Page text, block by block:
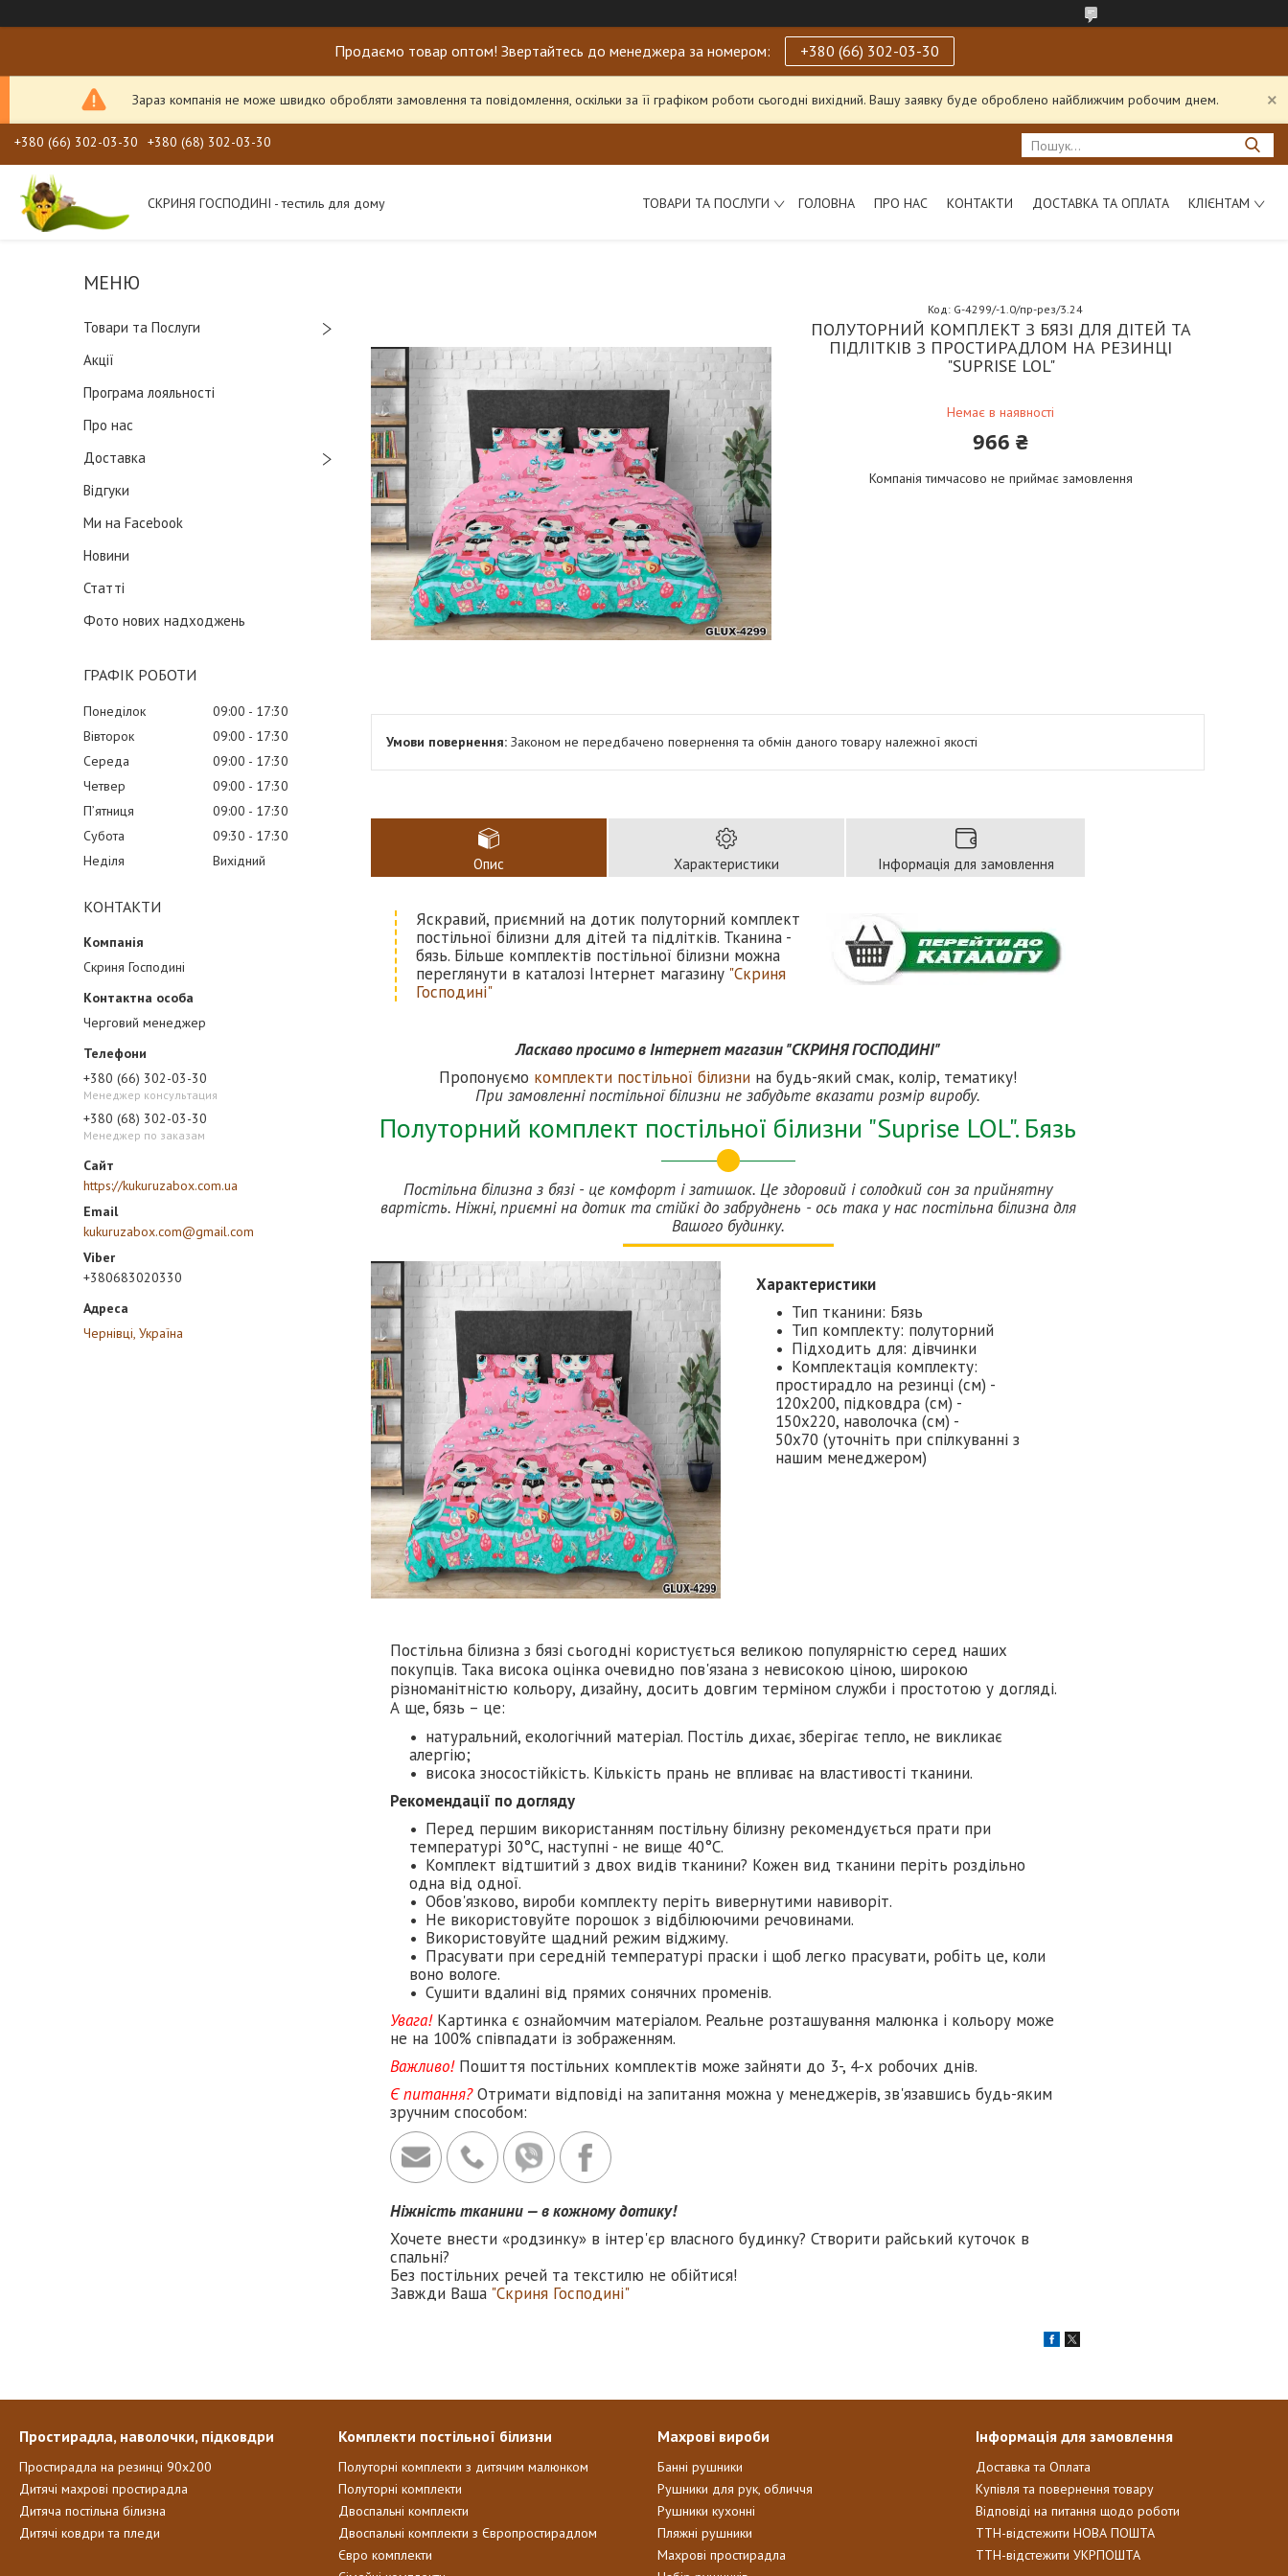
Продаємо товар оптом! Звертайтесь до менеджера за номером: +380 (66) 302-03-30
Зараз компанія не може швидко обробляти замовлення та повідомлення, оскільки за її графіком роботи сьогодні вихідний. Вашу заявку буде оброблено найближчим робочим днем.
+380 (66) 302-03-30 +380 (68) 302-03-30
СКРИНЯ ГОСПОДИНІ - тестиль для дому ТОВАРИ ТА ПОСЛУГИ ГОЛОВНА ПРО НАС КОНТАКТИ ДОСТАВКА ТА ОПЛАТА КЛІЄНТАМ
Товари та Послуги
Акції
Програма лояльності
Про нас
Доставка
Відгуки
Ми на Facebook
Новини
Статті
Фото нових надходжень
ГРАФІК РОБОТИ
Понеділок 09:00
17:30
Вівторок
09:00
17:30
Середа
09:00
17:30
Четвер
09:00
17:30
Пʼятниця
09:00
17:30
Субота
09:30
17:30
Неділя
Вихідний
КОНТАКТИ
Скриня Господині
Черговий менеджер
+380 (66) 302-03-30
Менеджер консультация
+380 (68) 302-03-30
Менеджер по заказам
https://kukuruzabox.com.ua
kukuruzabox.com@gmail.com
+380683020330
Чернівці, Україна
ПОЛУТОРНИЙ КОМПЛЕКТ З БЯЗІ ДЛЯ ДІТЕЙ ТА
ПІДЛІТКІВ З ПРОСТИРАДЛОМ НА РЕЗИНЦІ
"SUPRISE LOL"
Немає в наявності
Код: G-4299/-1.0/пр-рез/3.24
966 ₴
Компанія тимчасово не приймає замовлення
Законом не передбачено повернення та обмін даного товару належної якості
Опис Характеристики Інформація для замовлення
Яскравий, приємний на дотик полуторний комплект
постільної білизни для дітей та підлітків. Тканина -
бязь. Більше комплектів постільної білизни можна
переглянути в каталозі Інтернет магазину "Скриня
Господині"
Ласкаво просимо в Інтернет магазин "СКРИНЯ ГОСПОДИНІ"
Пропонуємо комплекти постільної білизни на будь-який смак, колір, тематику!
При замовленні постільної білизни не забудьте вказати розмір виробу.
Полуторний комплект постільної білизни "Suprise LOL". Бязь
Постільна білизна з бязі - це комфорт і затишок. Це здоровий і солодкий сон за прийнятну
вартість. Ніжні, приємні на дотик та стійкі до забруднень - ось така у нас постільна білизна для
Вашого будинку.
Характеристики
Тип тканини: Бязь
Тип комплекту: полуторний
Підходить для: дівчинки
Комплектація комплекту:
простирадло на резинці (см) -
120х200, підковдра (см) -
150х220, наволочка (см) -
50х70 (уточніть при спілкуванні з
нашим менеджером)
Постільна білизна з бязі сьогодні користується великою популярністю серед наших
покупців. Така висока оцінка очевидно пов'язана з невисокою ціною, широкою
різноманітністю кольору, дизайну, досить довгим терміном служби і простотою у догляді.
А ще, бязь – це:
натуральний, екологічний матеріал. Постіль дихає, зберігає тепло, не викликає
алергію;
висока зносостійкість. Кількість прань не впливає на властивості тканини.
Рекомендації по догляду
Перед першим використанням постільну білизну рекомендується прати при
температурі 30°C, наступні - не вище 40°C.
Комплект відтшитий з двох видів тканини? Кожен вид тканини періть роздільно
одна від одної.
Обов'язково, вироби комплекту періть вивернутими навиворіт.
Не використовуйте порошок з відбілюючими речовинами.
Використовуйте щадний режим віджиму.
Прасувати при середній температурі праски і щоб легко прасувати, робіть це, коли
воно вологе.
Сушити вдалині від прямих сонячних променів.
Увага! Картинка є ознайомчим матеріалом. Реальне розташування малюнка і кольору може
не на 100% співпадати із зображенням.
Важливо! Пошиття постільних комплектів може зайняти до 3-, 4-х робочих днів.
Є питання?Отримати відповіді на запитання можна у менеджерів, зв'язавшись будь-яким
зручним способом:
Ніжність тканини — в кожному дотику!
Хочете внести «родзинку» в інтер'єр власного будинку? Створити райський куточок в
спальні?
Без постільних речей та текстилю не обійтися!
Завжди Ваша "Скриня Господині"
Простирадла, наволочки, підковдри
Простирадла на резинці 90х200
Дитячі махрові простирадла
Дитяча постільна білизна
Дитячі ковдри та пледи
Комплекти постільної білизни
Полуторні комплекти з дитячим малюнком
Полуторні комплекти
Двоспальні комплекти
Двоспальні комплекти з Європростирадлом
Євро комплекти
Махрові вироби
Банні рушники
Рушники для рук, обличчя
Рушники кухонні
Пляжні рушники
Махрові простирадла
Інформація для замовлення
Доставка та Оплата
Купівля та повернення товару
Відповіді на питання щодо роботи
ТТН-відстежити НОВА ПОШТА
ТТН-відстежити УКРПОШТА